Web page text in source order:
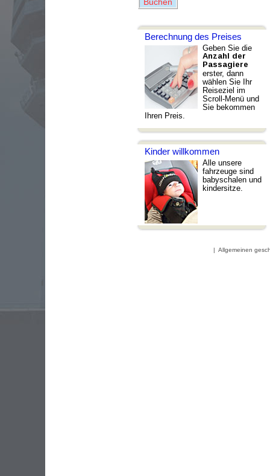
Berechnung des Preises
Geben Sie die
Anzahl der
Passagiere
erster, dann
wählen Sie Ihr
Reiseziel im
Scroll-Menü und
Sie bekommen
Ihren Preis.
Kinder willkommen
Alle unsere
fahrzeuge sind
babyschalen und
kindersitze.
| Allgemeinen